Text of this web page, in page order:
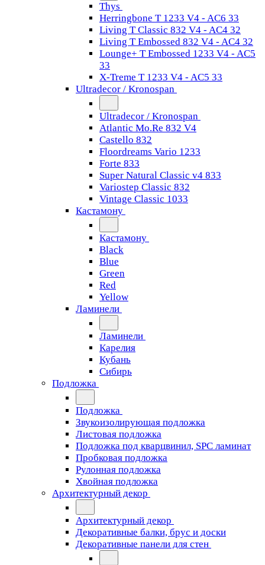
Thys
Herringbone T 1233 V4 - AC6 33
Living T Classic 832 V4 - AC4 32
Living T Embossed 832 V4 - AC4 32
Lounge+ T Embossed 1233 V4 - AC5
33
X-Treme T 1233 V4 - AC5 33
Ultradecor / Kronospan
Ultradecor / Kronospan
Atlantic Mo.Re 832 V4
Castello 832
Floordreams Vario 1233
Forte 833
Super Natural Classic v4 833
Variostep Classic 832
Vintage Classic 1033
Кастамону
Кастамону
Black
Blue
Green
Red
Yellow
Ламинели
Ламинели
Карелия
Кубань
Сибирь
Подложка
Подложка
Звукоизолирующая подложка
Листовая подложка
Подложка под кварцвинил, SPC ламинат
Пробковая подложка
Рулонная подложка
Хвойная подложка
Архитектурный декор
Архитектурный декор
Декоративные балки, брус и доски
Декоративные панели для стен